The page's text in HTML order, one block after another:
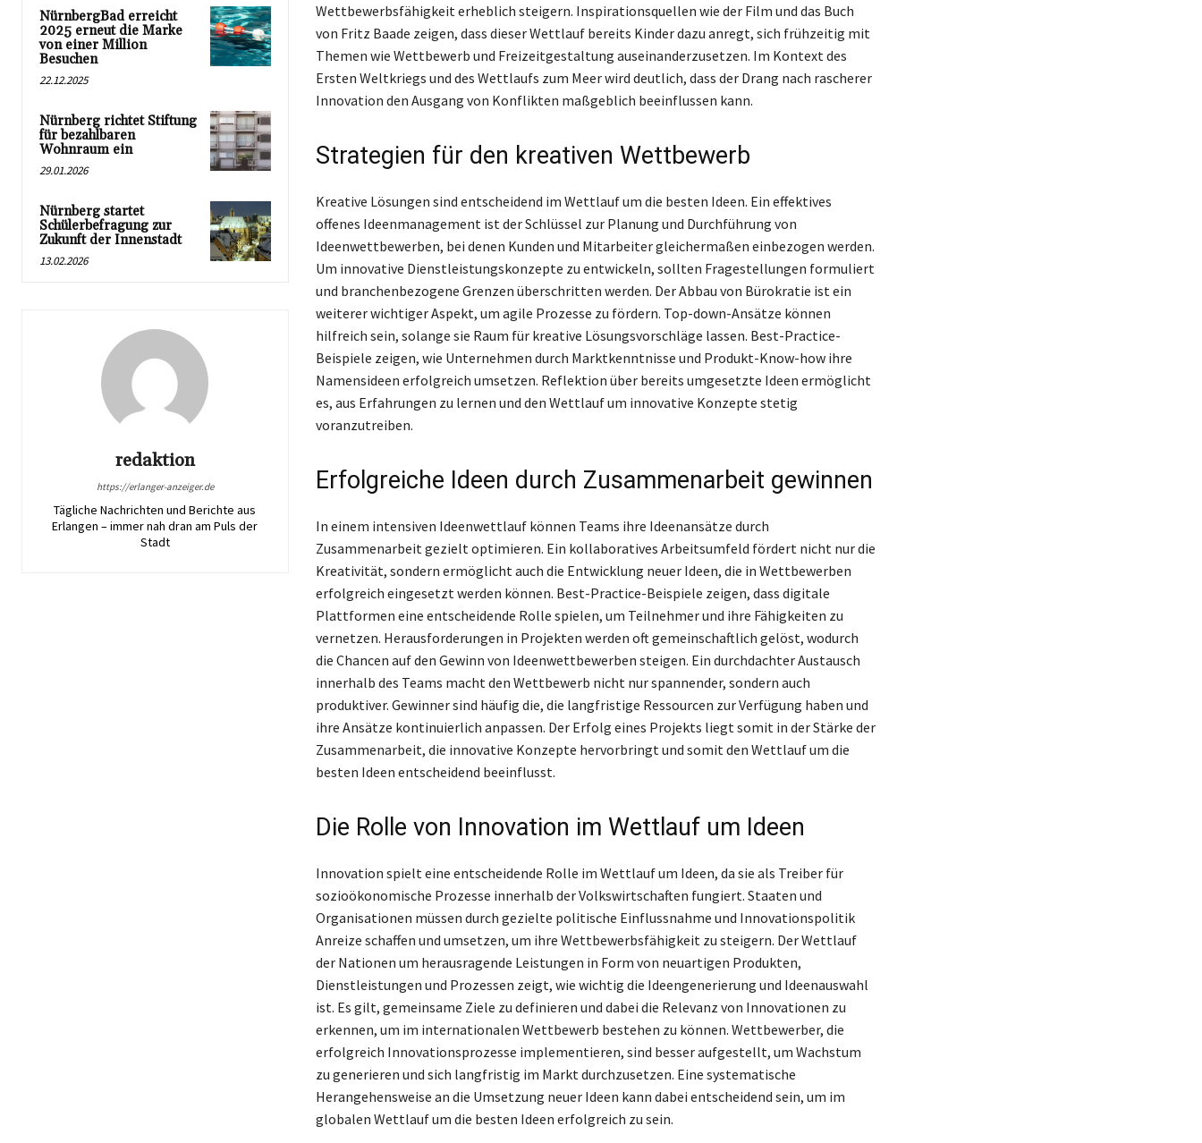
NürnbergBad erreicht
2025 erneut die Marke
von einer Million
Besuchen
22.12.2025
Nürnberg richtet Stiftung
für bezahlbaren
Wohnraum ein
29.01.2026
Nürnberg startet
Schülerbefragung zur
Zukunft der Innenstadt
13.02.2026
redaktion
https://erlanger-anzeiger.de
Tägliche Nachrichten und Berichte aus
Erlangen – immer nah dran am Puls der
Stadt
Wettbewerbsfähigkeit erheblich steigern. Inspirationsquellen wie der Film und das Buch
von Fritz Baade zeigen, dass dieser Wettlauf bereits Kinder dazu anregt, sich frühzeitig mit
Themen wie Wettbewerb und Freizeitgestaltung auseinanderzusetzen. Im Kontext des
Ersten Weltkriegs und des Wettlaufs zum Meer wird deutlich, dass der Drang nach rascherer
Innovation den Ausgang von Konflikten maßgeblich beeinflussen kann.
Strategien für den kreativen Wettbewerb
Kreative Lösungen sind entscheidend im Wettlauf um die besten Ideen. Ein effektives
offenes Ideenmanagement ist der Schlüssel zur Planung und Durchführung von
Ideenwettbewerben, bei denen Kunden und Mitarbeiter gleichermaßen einbezogen werden.
Um innovative Dienstleistungskonzepte zu entwickeln, sollten Fragestellungen formuliert
und branchenbezogene Grenzen überschritten werden. Der Abbau von Bürokratie ist ein
weiterer wichtiger Aspekt, um agile Prozesse zu fördern. Top-down-Ansätze können
hilfreich sein, solange sie Raum für kreative Lösungsvorschläge lassen. Best-Practice-
Beispiele zeigen, wie Unternehmen durch Marktkenntnisse und Produkt-Know-how ihre
Namensideen erfolgreich umsetzen. Reflektion über bereits umgesetzte Ideen ermöglicht
es, aus Erfahrungen zu lernen und den Wettlauf um innovative Konzepte stetig
voranzutreiben.
Erfolgreiche Ideen durch Zusammenarbeit gewinnen
In einem intensiven Ideenwettlauf können Teams ihre Ideenansätze durch
Zusammenarbeit gezielt optimieren. Ein kollaboratives Arbeitsumfeld fördert nicht nur die
Kreativität, sondern ermöglicht auch die Entwicklung neuer Ideen, die in Wettbewerben
erfolgreich eingesetzt werden können. Best-Practice-Beispiele zeigen, dass digitale
Plattformen eine entscheidende Rolle spielen, um Teilnehmer und ihre Fähigkeiten zu
vernetzen. Herausforderungen in Projekten werden oft gemeinschaftlich gelöst, wodurch
die Chancen auf den Gewinn von Ideenwettbewerben steigen. Ein durchdachter Austausch
innerhalb des Teams macht den Wettbewerb nicht nur spannender, sondern auch
produktiver. Gewinner sind häufig die, die langfristige Ressourcen zur Verfügung haben und
ihre Ansätze kontinuierlich anpassen. Der Erfolg eines Projekts liegt somit in der Stärke der
Zusammenarbeit, die innovative Konzepte hervorbringt und somit den Wettlauf um die
besten Ideen entscheidend beeinflusst.
Die Rolle von Innovation im Wettlauf um Ideen
Innovation spielt eine entscheidende Rolle im Wettlauf um Ideen, da sie als Treiber für
sozioökonomische Prozesse innerhalb der Volkswirtschaften fungiert. Staaten und
Organisationen müssen durch gezielte politische Einflussnahme und Innovationspolitik
Anreize schaffen und umsetzen, um ihre Wettbewerbsfähigkeit zu steigern. Der Wettlauf
der Nationen um herausragende Leistungen in Form von neuartigen Produkten,
Dienstleistungen und Prozessen zeigt, wie wichtig die Ideengenerierung und Ideenauswahl
ist. Es gilt, gemeinsame Ziele zu definieren und dabei die Relevanz von Innovationen zu
erkennen, um im internationalen Wettbewerb bestehen zu können. Wettbewerber, die
erfolgreich Innovationsprozesse implementieren, sind besser aufgestellt, um Wachstum
zu generieren und sich langfristig im Markt durchzusetzen. Eine systematische
Herangehensweise an die Umsetzung neuer Ideen kann dabei entscheidend sein, um im
globalen Wettlauf um die besten Ideen erfolgreich zu sein.